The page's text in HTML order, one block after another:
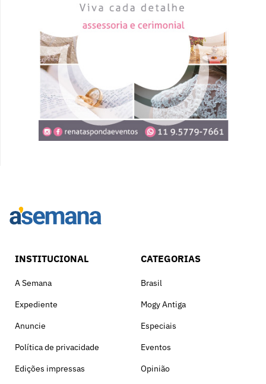
INSTITUCIONAL
A Semana
Expediente
Anuncie
Política de privacidade
Edições impressas
CATEGORIAS
Brasil
Mogy Antiga
Especiais
Eventos
Opinião